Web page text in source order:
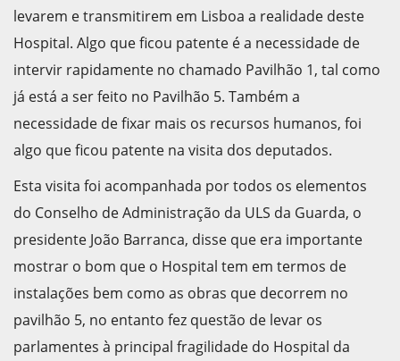
levarem e transmitirem em Lisboa a realidade deste
Hospital. Algo que ficou patente é a necessidade de
intervir rapidamente no chamado Pavilhão 1, tal como
já está a ser feito no Pavilhão 5. Também a
necessidade de fixar mais os recursos humanos, foi
algo que ficou patente na visita dos deputados.
Esta visita foi acompanhada por todos os elementos
do Conselho de Administração da ULS da Guarda, o
presidente João Barranca, disse que era importante
mostrar o bom que o Hospital tem em termos de
instalações bem como as obras que decorrem no
pavilhão 5, no entanto fez questão de levar os
parlamentes à principal fragilidade do Hospital da